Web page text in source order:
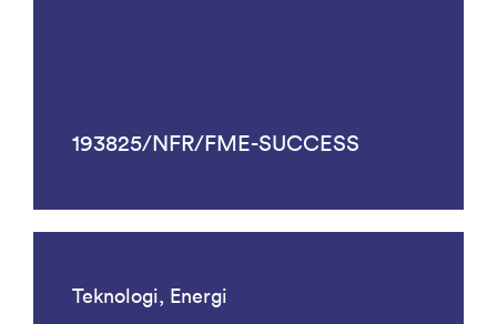
193825/NFR/FME-SUCCESS
Teknologi, Energi